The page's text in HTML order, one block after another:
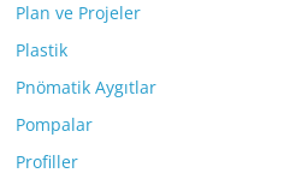
Plan ve Projeler
Plastik
Pnömatik Aygıtlar
Pompalar
Profiller